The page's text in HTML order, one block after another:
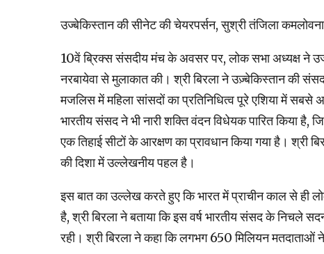
उज्बेकिस्तान की सीनेट की चेयरपर्सन, सुश्री तंजिला कमलोवना
10वें ब्रिक्स संसदीय मंच के अवसर पर, लोक सभा अध्यक्ष ने
नरबायेवा से मुलाकात की। श्री बिरला ने उज़्बेकिस्तान की
मजलिस में महिला सांसदों का प्रतिनिधित्व पूरे एशिया में
भारतीय संसद ने भी नारी शक्ति वंदन विधेयक पारित किया
एक तिहाई सीटों के आरक्षण का प्रावधान किया गया है।
की दिशा में उल्लेखनीय पहल है।
इस बात का उल्लेख करते हुए कि भारत में प्राचीन काल से ही
है, श्री बिरला ने बताया कि इस वर्ष भारतीय संसद के निचले
रही। श्री बिरला ने कहा कि लगभग 650 मिलियन मतदाताओं